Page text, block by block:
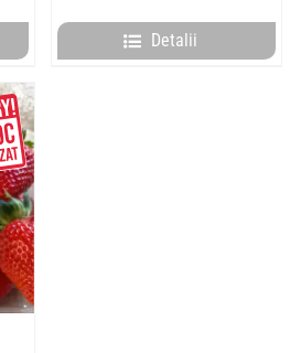
Detalii